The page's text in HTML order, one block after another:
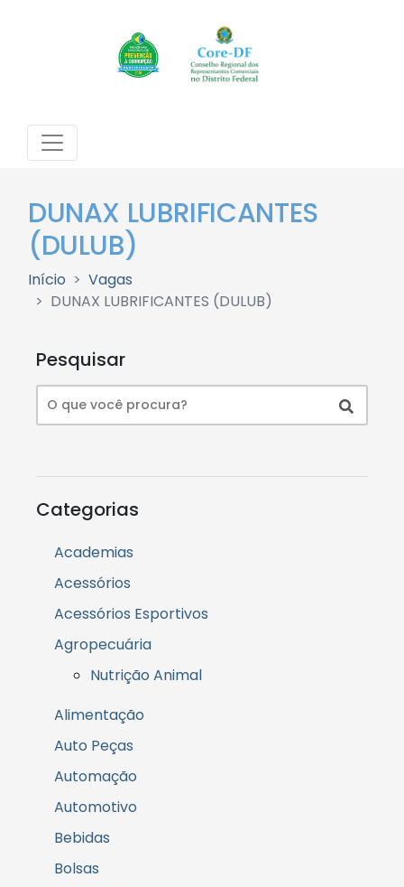
DUNAX LUBRIFICANTES
(DULUB)
Início
Vagas
DUNAX LUBRIFICANTES (DULUB)
Pesquisar
Categorias
Academias
Acessórios
Acessórios Esportivos
Agropecuária
Nutrição Animal
Alimentação
Auto Peças
Automação
Automotivo
Bebidas
Bolsas